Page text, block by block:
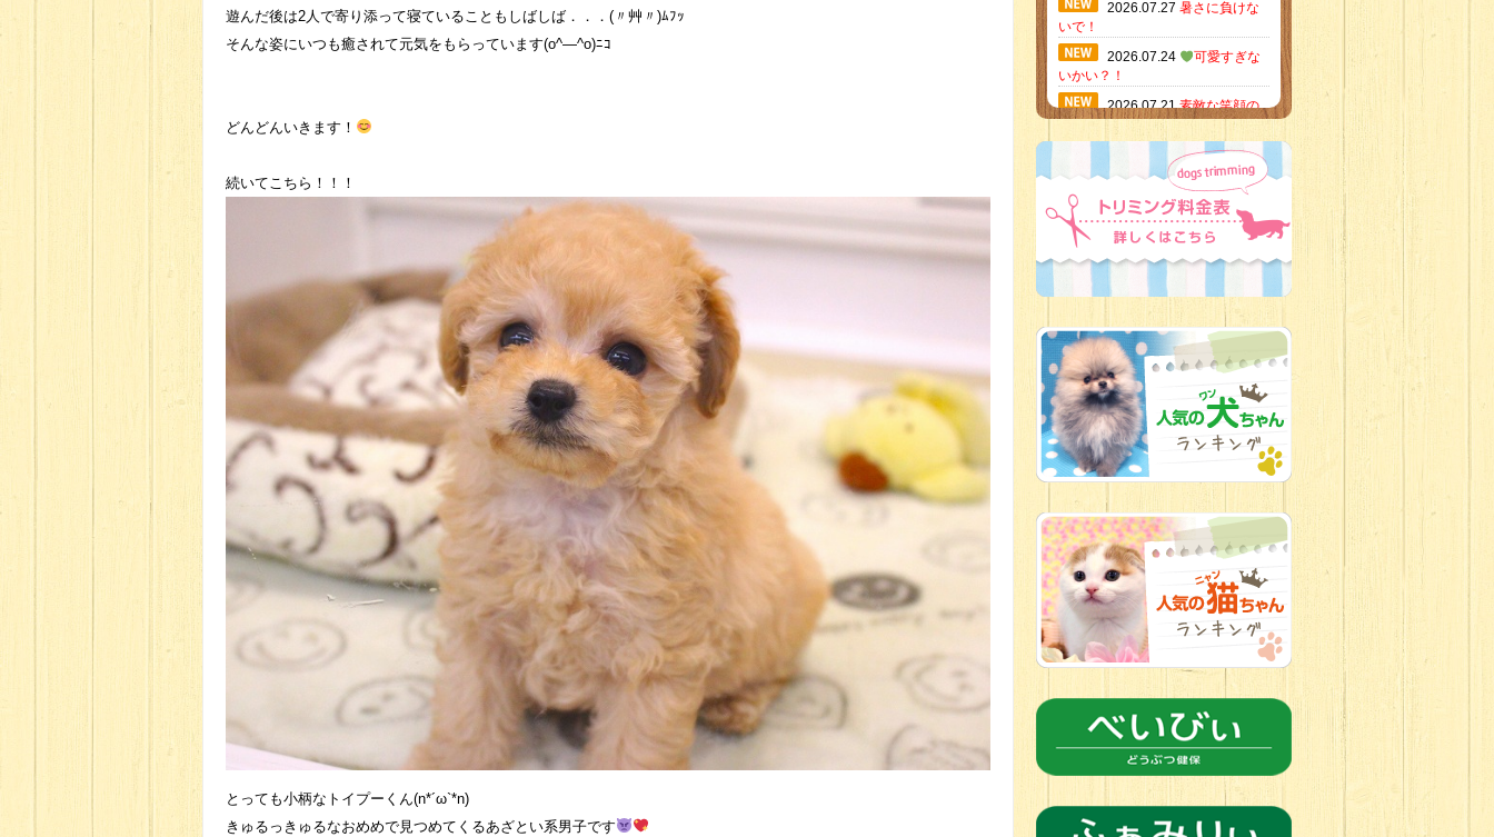
遊んだ後は2人で寄り添って寝ていることもしばしば．．．(〃艸〃)ﾑﾌｯ
そんな姿にいつも癒されて元気をもらっています(o^―^o)ﾆｺ
どんどんいきます！
続いてこちら！！！
とっても小柄なトイプーくん(n*´ω`*n)
きゅるっきゅるなおめめで見つめてくるあざとい系男子です
2026.07.27 暑さに負けな
いで！
2026.07.24
可愛すぎな
いかい？！
2026.07.21素敵な笑顔の
当店のイチオ
シにゃんこ
2026.07.15
ミニチュア
ピンシャーのご紹介
2026.07.09加古川店：可
2026.07.06 新入生紹介
2026.07.03
ちびっこワン
コ
2026.07.01ダラダラな猫
スタッフ
新入生
2026.06.24
人懐っこすぎ
なわんちゃんず
2026.06.21
転入生のご紹
介(*ﾉωﾉ)